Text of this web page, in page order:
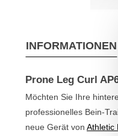
INFORMATIONEN
Prone Leg Curl
Möchten Sie Ihre
professionelles Bein-
neue Gerät von Athletic